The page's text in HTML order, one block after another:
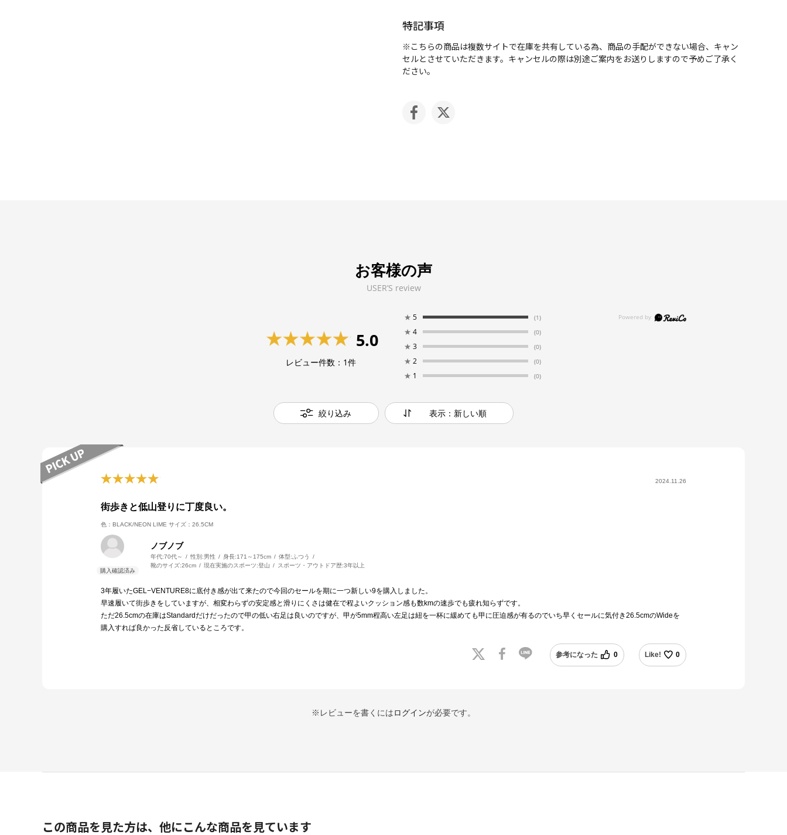
特記事項
※こちらの商品は複数サイトで在庫を共有している為、商品の手配ができない場合、キャン
セルとさせていただきます。キャンセルの際は別途ご案内をお送りしますので予めご了承く
ださい。
お客様の声
USER’S review
5.0
レビュー件数： 1件
★ 5 (1)
★ 4 (0)
★ 3 (0)
★ 2 (0)
★ 1 (0)
絞り込み 表示：新しい順
2024.11.26
街歩きと低山登りに丁度良い。
色：BLACK/NEON LIME サイズ：26.5CM
ノブノブ
年代:70代～ 性別:男性 身長:171～175cm 体型: ふつう
靴のサイズ:26cm 現在実施のスポーツ:登山 スポーツ・アウトドア歴:3年以上
3年履いたGEL−VENTURE8に底付き感が出て来たので今回のセールを期に一つ新しい9を購入しました。
早速履いて街歩きをしていますが、相変わらずの安定感と滑りにくさは健在で程よいクッション感も数kmの速歩でも疲れ知らずです。
ただ26.5cmの在庫はStandardだけだったので甲の低い右足は良いのですが、甲が5mm程高い左足は紐を一杯に緩めても甲に圧迫感が有るのでいち早くセールに気付き26.5cmのWideを
購入すれば良かった反省しているところです。
参考になった 0 Like! 0
※レビューを書くにはログインが必要です。
この商品を見た方は、他にこんな商品を見ています